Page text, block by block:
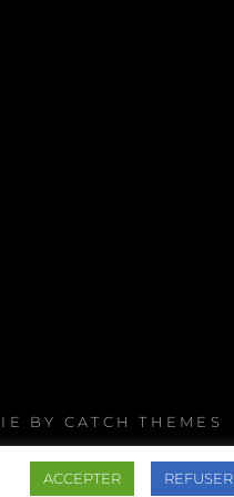
BY CATCH THEMES
ACCEPTER REFUSER